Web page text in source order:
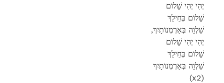
יְהִי יְהִי שָׁלוֹם
שָׁלוֹם בְּחֵילֵךְ
,שַׁלְוָה בְּאַרְמְנוֹתָיִךְ
יְהִי יְהִי שָׁלוֹם
שָׁלוֹם בְּחֵילֵךְ
שַׁלְוָה בְּאַרְמְנוֹתָיִךְ
(x2)